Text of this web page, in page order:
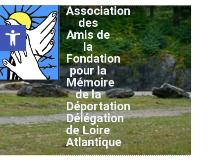
Ouvrir la barre d’outils
Association
des
Amis de
la
Fondation
pour la
Mémoire
de la
Déportation
Délégation
de Loire
Atlantique